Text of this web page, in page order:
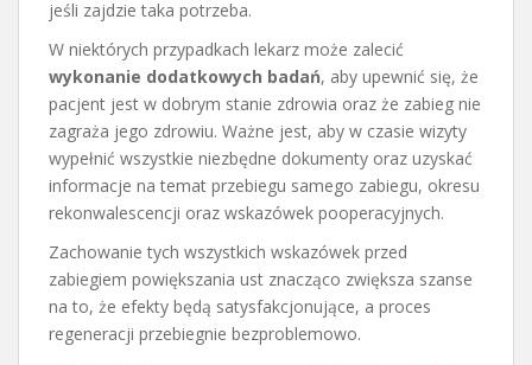
jeśli zajdzie taka potrzeba.
W niektórych przypadkach lekarz może zalecić
wykonanie dodatkowych badań, aby upewnić się, że
pacjent jest w dobrym stanie zdrowia oraz że zabieg nie
zagraża jego zdrowiu. Ważne jest, aby w czasie wizyty
wypełnić wszystkie niezbędne dokumenty oraz uzyskać
informacje na temat przebiegu samego zabiegu, okresu
rekonwalescencji oraz wskazówek pooperacyjnych.
Zachowanie tych wszystkich wskazówek przed
zabiegiem powiększania ust znacząco zwiększa szanse
na to, że efekty będą satysfakcjonujące, a proces
regeneracji przebiegnie bezproblemowo.